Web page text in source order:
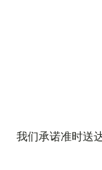
我们承诺准时送